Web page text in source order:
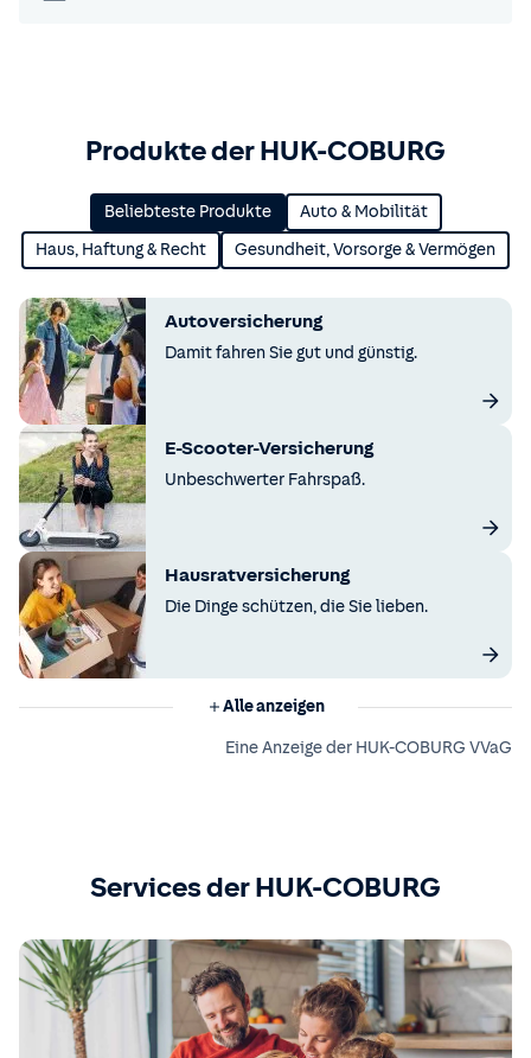
Produkte der HUK-COBURG
Beliebteste Produkte Auto & Mobilität
Haus, Haftung & Recht Gesundheit, Vorsorge & Vermögen
Autoversicherung
Damit fahren Sie gut und günstig.
E-Scooter-Versicherung
Unbeschwerter Fahrspaß.
Hausratversicherung
Die Dinge schützen, die Sie lieben.
Alle anzeigen
Eine Anzeige der HUK-COBURG VVaG
Services der HUK-COBURG